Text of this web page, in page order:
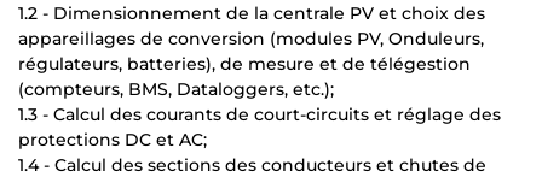
1.2 - Dimensionnement de la centrale PV et choix des
appareillages de conversion (modules PV, Onduleurs,
régulateurs, batteries), de mesure et de télégestion
(compteurs, BMS, Dataloggers, etc.);
1.3 - Calcul des courants de court-circuits et réglage des
protections DC et AC;
1.4 - Calcul des sections des conducteurs et chutes de